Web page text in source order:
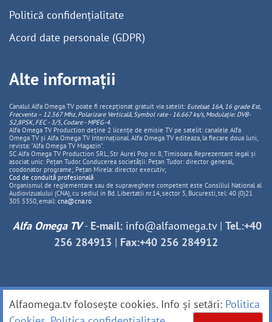
Politică confidențialitate
Acord date personale (GDPR)
Alte informații
Canalul Alfa Omega TV poate fi recepționat gratuit via satelit: Eutelsat 16A, 16 grade Est,
Frecventa – 12.567 Mhz, PolarizareVerticală, Symbol rate - 16.667 ks/s, Modulație: DVB-
S2,8PSK, FEC - 3/5, Codare - MPEG-4.
Alfa Omega TV Production deține 2 licențe de emisie TV pe satelit: canalele Alfa
Omega TV și Alfa Omega TV Internațional. Alfa Omega TV editeaza, la fiecare doua luni,
revista: "Alfa Omega TV Magazin".
SC Alfa Omega TV Production SRL, Str Aurel Pop nr. 8, Timisoara. Reprezentant legal și
asociat unic: Pețan Tudor. Conducerea societății: Pețan Tudor: director general,
coodonator programe; Pețan Mirela: director executiv;
Cod de conduită profesională
Organismul de reglementare sau de supraveghere competent este Consiliul National al
Audiovizualului (CNA), cu sediul in Bd. Libertatii nr.14, sector 5, Bucuresti, tel: 40 (0)21
305 5350, email: cna@cna.ro
Alfa Omega TV- E-mail: info@alfaomega.tv| Tel.:+40
256 284913 | Fax:+40 256 284912
Alfaomega.tv folosește cookies. Info și setări: Politica